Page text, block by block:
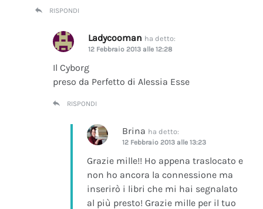
RISPONDI
Ladycooman ha detto:
12 Febbraio 2013 alle 12:28
Il Cyborg
preso da Perfetto di Alessia Esse
RISPONDI
Brina ha detto:
12 Febbraio 2013 alle 13:23
Grazie mille!! Ho appena traslocato e
non ho ancora la connessione ma
inserirò i libri che mi hai segnalato
al più presto! Grazie mille per il tuo